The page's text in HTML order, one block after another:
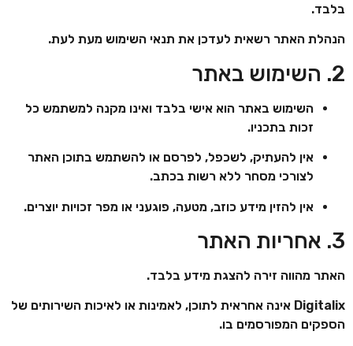
בלבד.
הנהלת האתר רשאית לעדכן את תנאי השימוש מעת לעת.
2. השימוש באתר
השימוש באתר הוא אישי בלבד ואינו מקנה למשתמש כל
זכות בתכניו.
אין להעתיק, לשכפל, לפרסם או להשתמש בתוכן האתר
לצורכי מסחר ללא רשות בכתב.
אין להזין מידע כוזב, מטעה, פוגעני או מפר זכויות יוצרים.
3. אחריות האתר
האתר מהווה זירה להצגת מידע בלבד.
Digitalix אינה אחראית לתוכן, לאמינות או לאיכות השירותים של
הספקים המפורסמים בו.